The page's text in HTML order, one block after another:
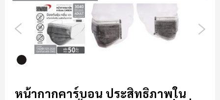
ที่หน้ากากคาร์บอน ประสิทธิภาพใน